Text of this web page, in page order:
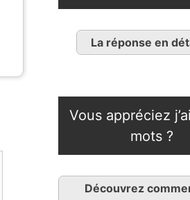
La réponse en
Vous appréciez
mots ?
Découvrez